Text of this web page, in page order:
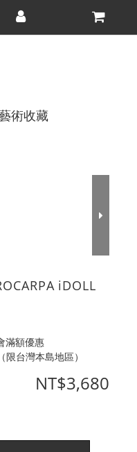
術收藏
iDOLL
滿額優惠
台灣本島地區）
NT$3,680